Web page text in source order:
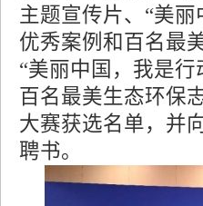
主题宣传片、“美
优秀案例和百名最
“美丽中国，我是
百名最美生态环保
大赛获选名单，并
聘书。